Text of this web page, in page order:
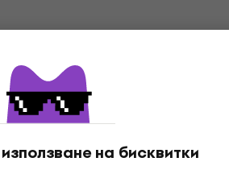
на бисквитки